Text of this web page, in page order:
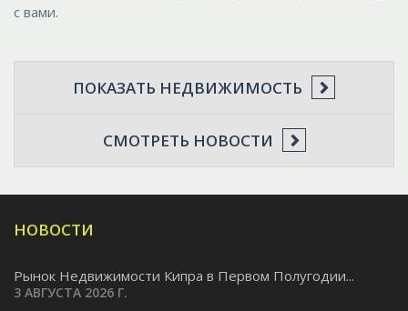
с вами.
ПОКАЗАТЬ НЕДВИЖИМОСТЬ
СМОТРЕТЬ НОВОСТИ
НОВОСТИ
Рынок Недвижимости Кипра в Первом Полугодии...
3 АВГУСТА 2026 Г.